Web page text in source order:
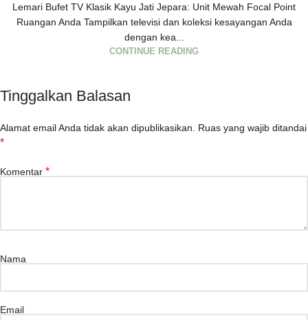
Lemari Bufet TV Klasik Kayu Jati Jepara: Unit Mewah Focal Point
Ruangan Anda Tampilkan televisi dan koleksi kesayangan Anda
dengan kea...
CONTINUE READING
Tinggalkan Balasan
Alamat email Anda tidak akan dipublikasikan. Ruas yang wajib ditandai
*
Komentar *
Nama
Email